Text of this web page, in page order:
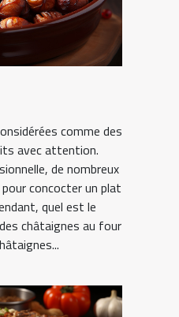
comme des
avec attention.
de nombreux
concocter un plat
quel est le
châtaignes au four